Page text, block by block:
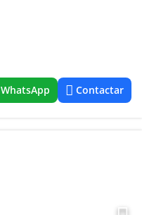
WhatsApp Contactar